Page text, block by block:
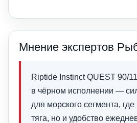
Мнение экспертов
Riptide Instinct QUEST 90/
в чёрном исполнении —
для морского сегмента,
тяга, но и удобство